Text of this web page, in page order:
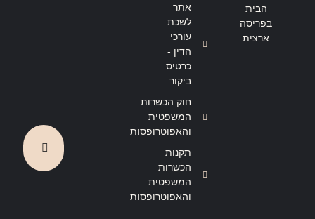
הבית
בפריסה
ארצית
אתר
לשכת
עורכי
הדין -
כרטיס
ביקור
חוק הכשרות
המשפטית
והאפוטרופסות
תקנות
הכשרות
המשפטית
והאפוטרופסות